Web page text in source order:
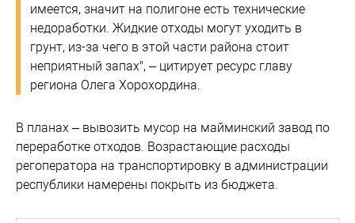
имеется, значит на полигоне есть технические
недоработки. Жидкие отходы могут уходить в
грунт, из-за чего в этой части района стоит
неприятный запах", – цитирует ресурс главу
региона Олега Хорохордина.
В планах – вывозить мусор на майминский завод по
переработке отходов. Возрастающие расходы
регоператора на транспортировку в администрации
республики намерены покрыть из бюджета.